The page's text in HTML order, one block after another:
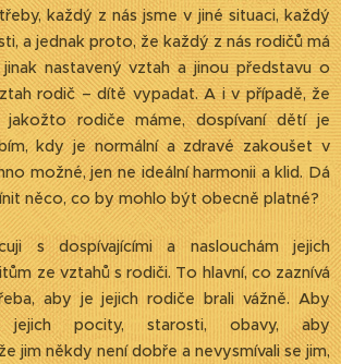
každý z nás jsme v jiné situaci, každý
a jednak proto, že každý z nás rodičů má
nastavený vztah a jinou představu o
rodič – dítě vypadat. A i v případě, že
jakožto rodiče máme, dospívaní dětí je
kdy je normální a zdravé zakoušet v
možné, jen ne ideální harmonii a klid. Dá
něco, co by mohlo být obecně platné?
s dospívajícími a naslouchám jejich
ze vztahů s rodiči. To hlavní, co zaznívá
aby je jejich rodiče brali vážně. Aby
jejich pocity, starosti, obavy, aby
jim někdy není dobře a nevysmívali se jim,